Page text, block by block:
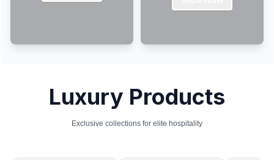
Luxury Products
Exclusive collections for elite hospitality